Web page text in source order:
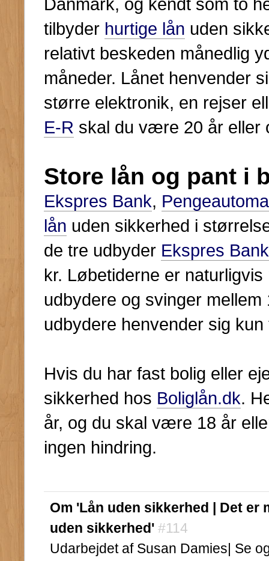
tilbyder hurtige lån uden
relativt beskeden månedlig
måneder. Lånet henvender
større elektronik, en rejser
E-R skal du være 20 år eller
Store lån og pant i
Ekspres Bank,
lån uden sikkerhed i
de tre udbyder Ekspres Bank
kr. Løbetiderne er
udbydere og svinger
udbydere henvender sig
Hvis du har fast bolig eller
sikkerhed hos Boliglån.dk.
år, og du skal være 18 år
ingen hindring.
Om 'Lån uden sikkerhed | Det er
uden sikkerhed' #114
Udarbejdet af Susan Damies| Se